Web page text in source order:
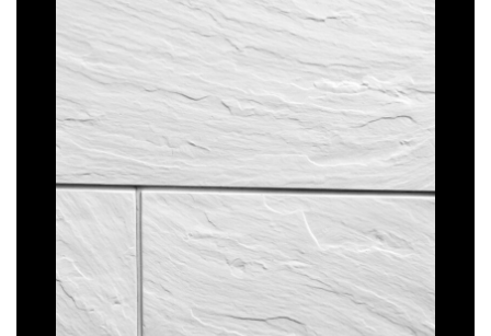
–
Mineralisch